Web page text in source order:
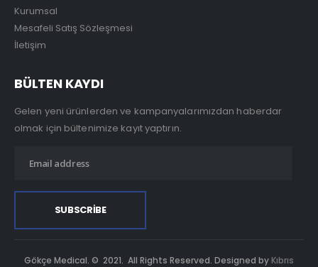
Kurumsal
Mesafeli Satış Sözleşmesi
İletişim
BÜLTEN KAYDI
Gelen yeni ürünlerden ve kampanyalarımızdan haberdar
olmak için bültenimize kayıt yaptırın.
Gökçe Medical. © 2021. All Rights Reserved. Designed by Kıbrıs